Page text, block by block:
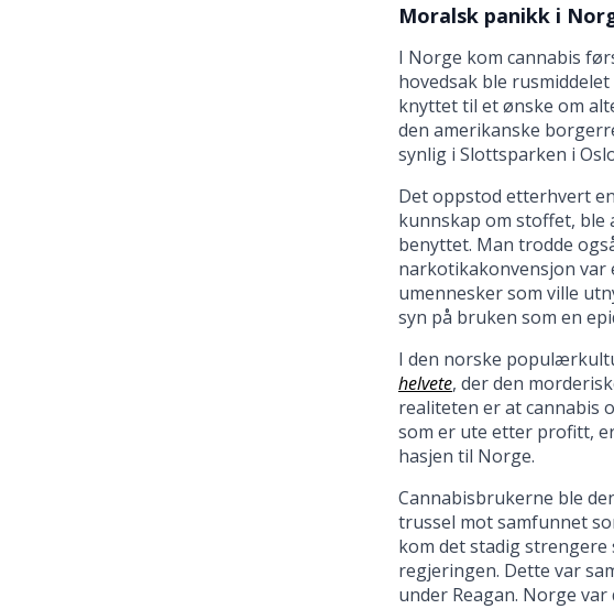
Moralsk panikk i
I Norge kom cannabis
hovedsak ble
knyttet til et ønske om
den amerikanske
synlig i Slottsparken i
Det oppstod etterhvert
kunnskap om stoffet,
benyttet. Man trodde
narkotikakonvensjon var
umennesker som ville
syn på bruken som en
I den norske
helvete, der den
realiteten er at cannabis
som er ute etter profitt,
hasjen til Norge.
Cannabisbrukerne ble
trussel mot samfunnet
kom det stadig
regjeringen. Dette var
under Reagan. Norge